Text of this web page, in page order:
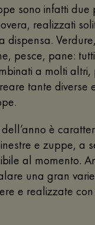
sono infatti due
realizzati
dispensa.
pesce, pane:
a molti altri,
tante diverse
è
e zuppe, a
al momento.
una gran
e realizzate